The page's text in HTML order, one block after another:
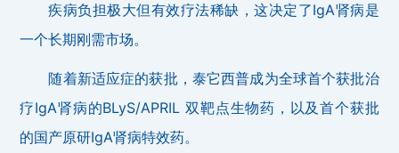
疾病负担极大但有效疗法稀缺，这决定了IgA肾病是
一个长期刚需市场。
随着新适应症的获批，泰它西普成为全球首个获批治
疗IgA肾病的BLyS/APRIL 双靶点生物药，以及首个获批
的国产原研IgA肾病特效药。